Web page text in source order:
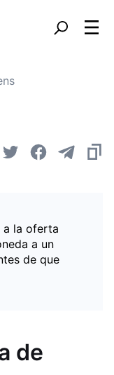
a la oferta
a un
de que
de